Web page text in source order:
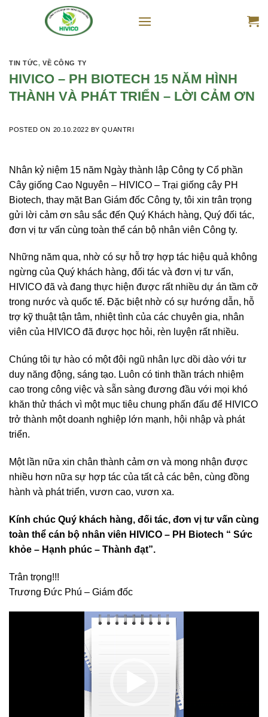
TIN TỨC,VỀ CÔNG TY
HIVICO – PH BIOTECH 15 NĂM HÌNH
THÀNH VÀ PHÁT TRIỂN – LỜI CẢM ƠN
POSTED ON 20.10.2022 BYQUANTRI
Nhân kỷ niệm 15 năm Ngày thành lập Công ty Cổ phần
Cây giống Cao Nguyên – HIVICO – Trại giống cây PH
Biotech, thay mặt Ban Giám đốc Công ty, tôi xin trân trọng
gửi lời cảm ơn sâu sắc đến Quý Khách hàng, Quý đối tác,
đơn vị tư vấn cùng toàn thể cán bộ nhân viên Công ty.
Những năm qua, nhờ có sự hỗ trợ hợp tác hiệu quả không
ngừng của Quý khách hàng, đối tác và đơn vị tư vấn,
HIVICO đã và đang thực hiện được rất nhiều dự án tầm cỡ
trong nước và quốc tế. Đặc biệt nhờ có sự hướng dẫn, hỗ
trợ kỹ thuật tận tâm, nhiệt tình của các chuyên gia, nhân
viên của HIVICO đã được học hỏi, rèn luyện rất nhiều.
Chúng tôi tự hào có một đội ngũ nhân lực dồi dào với tư
duy năng động, sáng tạo. Luôn có tinh thần trách nhiệm
cao trong công việc và sẵn sàng đương đầu với mọi khó
khăn thử thách vì một mục tiêu chung phấn đấu để HIVICO
trở thành một doanh nghiệp lớn mạnh, hội nhập và phát
triển.
Một lần nữa xin chân thành cảm ơn và mong nhận được
nhiều hơn nữa sự hợp tác của tất cả các bên, cùng đồng
hành và phát triển, vươn cao, vươn xa.
Kính chúc Quý khách hàng, đối tác, đơn vị tư vấn cùng
toàn thể cán bộ nhân viên HIVICO – PH Biotech “ Sức
khỏe – Hạnh phúc – Thành đạt”.
Trân trọng!!!
Trương Đức Phú – Giám đốc